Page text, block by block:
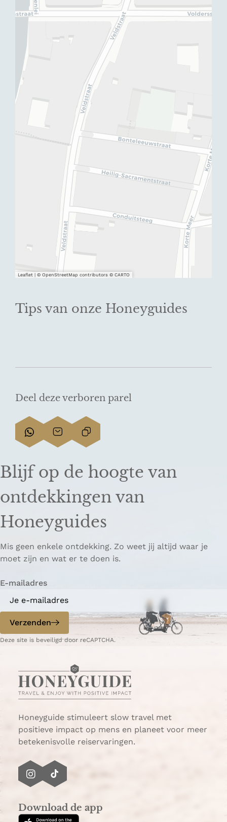
Tips van onze Honeyguides
Leaflet | © OpenStreetMap contributors © CARTO
Deel deze verboren parel
D
e
l
e
e
a
g
n
p
W
h
s
A
p
D
e
l
e
e
p
a
g
p
e
-
i
l
L
i
o
p
i
r
e
Blijf op de hoogte van
ontdekkingen van
Honeyguides
Mis geen enkele ontdekking. Zo weet jij altijd waar je
moet zijn en wat er te doen is.
E-mailadres
Verzenden
Deze site is beveiligd door reCAPTCHA.
Honeyguide stimuleert slow travel met
positieve impact op mens en planeet voor meer
betekenisvolle reiservaringen.
I
t
T
T
Download de app